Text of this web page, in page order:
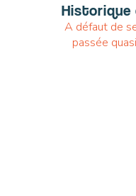
Historique
A défaut de
passée